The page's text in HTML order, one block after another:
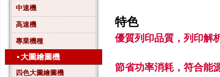
中速機
高速機
專業機種
▪ 大圖繪圖機
四色大圖繪圖機
特色
優質列印品質，列印解
節省功率消耗，符合能